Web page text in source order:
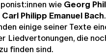
wie Georg
Carl Philipp Emanuel Bach.
einige seiner Texte
Liedvertonungen, die
finden sind.